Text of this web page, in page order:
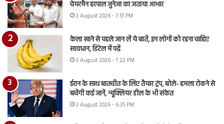
चेयरमैन हरपाल जुनेजा का जताया आभार
3 August 2026 - 7:51 PM
केला खाने से पहले जान लें ये बातें, इन लोगों को रहना चाहिए
सावधान, डिटेल में पढ़ें
3 August 2026 - 7:22 PM
ईरान के साथ बातचीत के लिए तैयार ट्रंप, बोले- हमला रोकने से
बचेंगी कई जानें, न्यूक्लियर डील के भी संकेत
3 August 2026 - 6:35 PM